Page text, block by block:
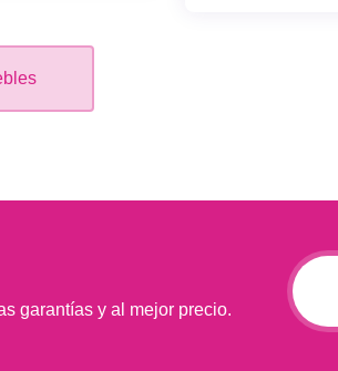
garantías y al mejor precio.